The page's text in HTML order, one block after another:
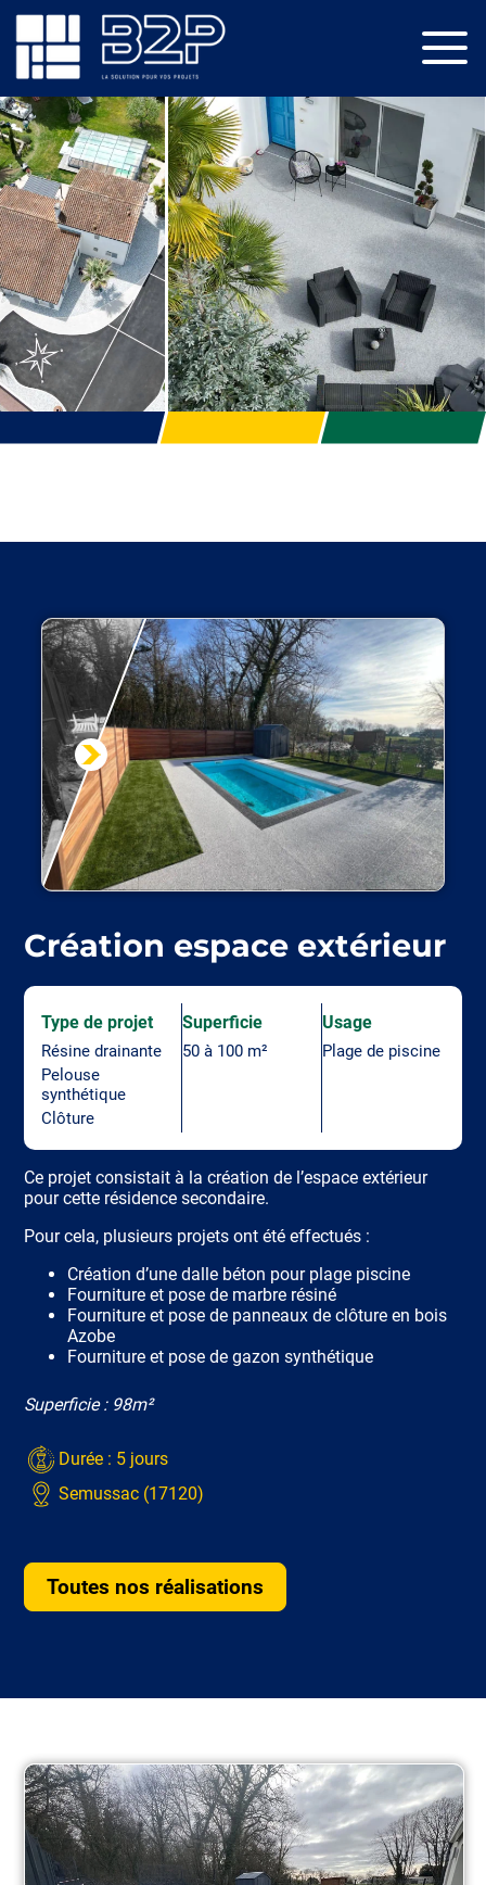
Création espace extérieur
Type de projet
Résine drainante
Pelouse
synthétique
Clôture
Superficie
50 à 100 m²
Usage
Plage de piscine
Ce projet consistait à la création de l’espace extérieur
pour cette résidence secondaire.
Pour cela, plusieurs projets ont été effectués :
Création d’une dalle béton pour plage piscine
Fourniture et pose de marbre résiné
Fourniture et pose de panneaux de clôture en bois
Azobe
Fourniture et pose de gazon synthétique
Superficie : 98m²
Durée : 5 jours
Semussac (17120)
Toutes nos réalisations